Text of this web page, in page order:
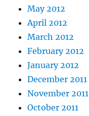
May 2012
April 2012
March 2012
February 2012
January 2012
December 2011
November 2011
October 2011